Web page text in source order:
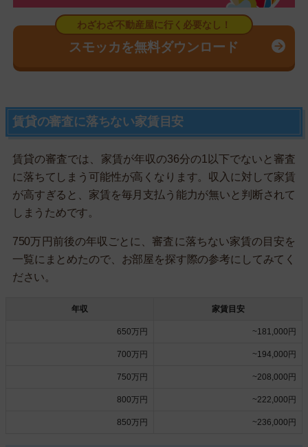
スモッカを無料ダウンロード
賃貸の審査に落ちない家賃目安
賃貸の審査では、家賃が年収の36分の1以下でないと審査
に落ちてしまう可能性が高くなります。収入に対して家賃
が高すぎると、家賃を毎月支払う能力が無いと判断されて
しまうためです。
750万円前後の年収ごとに、審査に落ちない家賃の目安を
一覧にまとめたので、お部屋を探す際の参考にしてみてく
ださい。
年収 家賃目安
650万円 ~181,000円
700万円 ~194,000円
750万円 ~208,000円
800万円 ~222,000円
850万円 ~236,000円